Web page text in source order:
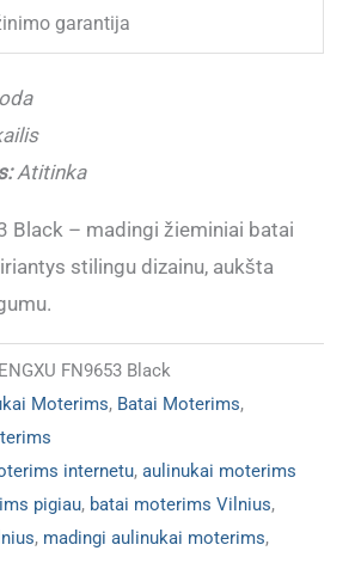
garantija
Atitinka
Black – madingi žieminiai batai
stilingu dizainu, aukšta
FN9653 Black
Moterims, Batai Moterims,
internetu,aulinukai moterims
pigiau, batai moterims Vilnius,
, madingi aulinukai moterims,